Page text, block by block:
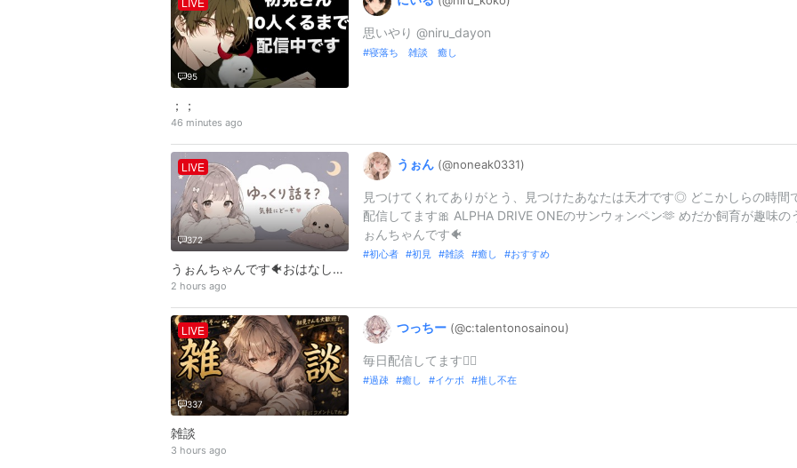
95
；；
46 minutes ago
思いやり @niru_dayon
寝落ち 雑談 癒し
LIVE
372
うぉんちゃんです🐠おはなししよ、ねおき！
2 hours ago
うぉん (@noneak0331)
見つけてくれてありがとう、見つけたあなたは天才です◎ どこかしらの時間
配信してます🎀 ALPHA DRIVE ONEのサンウォンペン🫶 めだか飼育が趣味の
ぉんちゃんです🐠
初心者 初見 雑談 癒し おすすめ
LIVE
337
雑談
3 hours ago
つっちー (@c:talentonosainou)
毎日配信してます❤️‍🔥
過疎 癒し イケボ 推し不在